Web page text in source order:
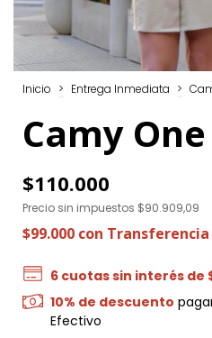
Inicio > Entrega Inmediata >
Camy
$110.000
Precio sin impuestos $90.909,09
$99.000 con
6 cuotas sin interés de
10% de descuento
Efectivo